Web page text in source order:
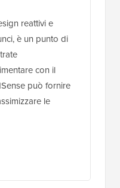
reattivi e
è un punto di
con il
può fornire
le